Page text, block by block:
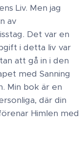
Liv. Men jag
av
Det var en
i detta liv var
att gå in i den
med Sanning
Min bok är en
där din
Himlen med